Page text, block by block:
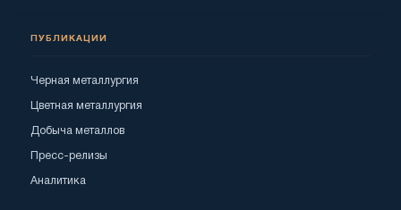
ПУБЛИКАЦИИ
Черная металлургия
Цветная металлургия
Добыча металлов
Пресс-релизы
Аналитика